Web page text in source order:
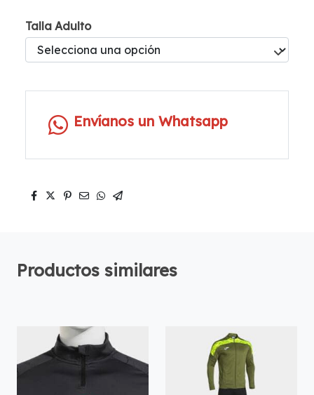
Talla Adulto
Envíanos un Whatsapp
Productos similares